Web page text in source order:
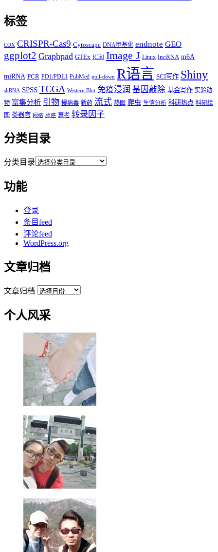
标签
COX CRISPR-Cas9 Cytoscape DNA甲基化 endnote GEO
ggplot2 Graphpad GTEx IC50 Image J Linux lncRNA m6A
miRNA PCR PD1/PDL1 PubMed pull-down R语言 SCI写作 Shiny
shRNA SPSS TCGA Western Blot 免疫浸润 基因敲除 基金写作 实验动
物 富集分析 引物 慢病毒 新药 流式 热图 爬虫 生信分析 科研热点 科研绘
图 类器官 网络 肺癌 衰老 转录因子
分类目录
分类目录
功能
登录
条目feed
评论feed
WordPress.org
文章归档
文章归档
个人风采